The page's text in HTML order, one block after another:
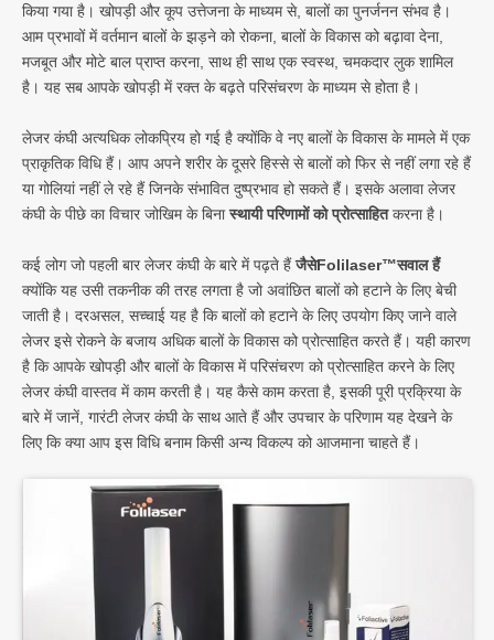
किया गया है। खोपड़ी और कूप उत्तेजना के माध्यम से, बालों का पुनर्जनन संभव है।
आम प्रभावों में वर्तमान बालों के झड़ने को रोकना, बालों के विकास को बढ़ावा देना,
मजबूत और मोटे बाल प्राप्त करना, साथ ही साथ एक स्वस्थ, चमकदार लुक शामिल
है। यह सब आपके खोपड़ी में रक्त के बढ़ते परिसंचरण के माध्यम से होता है।
लेजर कंघी अत्यधिक लोकप्रिय हो गई है क्योंकि वे नए बालों के विकास के मामले में एक
प्राकृतिक विधि हैं। आप अपने शरीर के दूसरे हिस्से से बालों को फिर से नहीं लगा रहे हैं
या गोलियां नहीं ले रहे हैं जिनके संभावित दुष्प्रभाव हो सकते हैं। इसके अलावा लेजर
कंघी के पीछे का विचार जोखिम के बिनास्थायी परिणामों को प्रोत्साहितकरना है।
कई लोग जो पहली बार लेजर कंघी के बारे में पढ़ते हैंजैसेFolilaser™सवाल हैं
क्योंकि यह उसी तकनीक की तरह लगता है जो अवांछित बालों को हटाने के लिए बेची
जाती है। दरअसल, सच्चाई यह है कि बालों को हटाने के लिए उपयोग किए जाने वाले
लेजर इसे रोकने के बजाय अधिक बालों के विकास को प्रोत्साहित करते हैं। यही कारण
है कि आपके खोपड़ी और बालों के विकास में परिसंचरण को प्रोत्साहित करने के लिए
लेजर कंघी वास्तव में काम करती है। यह कैसे काम करता है, इसकी पूरी प्रक्रिया के
बारे में जानें, गारंटी लेजर कंघी के साथ आते हैं और उपचार के परिणाम यह देखने के
लिए कि क्या आप इस विधि बनाम किसी अन्य विकल्प को आजमाना चाहते हैं।